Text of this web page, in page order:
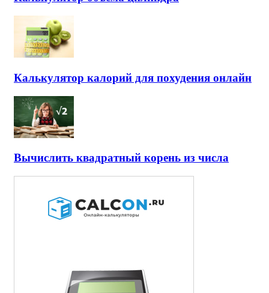
Калькулятор калорий для похудения онлайн
Вычислить квадратный корень из числа